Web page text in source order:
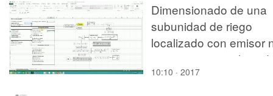
Dimensionado de una
subunidad de riego
localizado con emisor
compensante
Excel
10:10 · 2017